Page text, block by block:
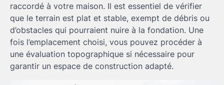
raccordé à votre maison. Il est essentiel de vérifier
que le terrain est plat et stable, exempt de débris ou
d’obstacles qui pourraient nuire à la fondation. Une
fois l’emplacement choisi, vous pouvez procéder à
une évaluation topographique si nécessaire pour
garantir un espace de construction adapté.